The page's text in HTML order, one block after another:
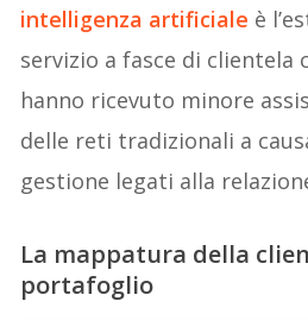
intelligenza artificiale è
servizio a fasce di clientela
hanno ricevuto minore
delle reti tradizionali a
gestione legati alla
La mappatura della
portafoglio